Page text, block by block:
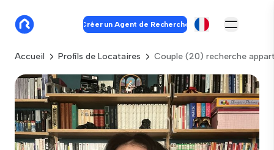
Créer un Agent de Recherche
Accueil Profils de Locataires Couple (20) recherche